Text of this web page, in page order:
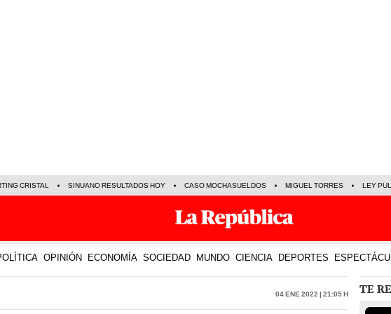
CRISTAL SINUANO RESULTADOS HOY CASO MOCHASUELDOS MIGUEL TORRES LEY
OPINIÓN ECONOMÍA SOCIEDAD MUNDO CIENCIA DEPORTES
04 Ene 2022 | 21:05 h TE